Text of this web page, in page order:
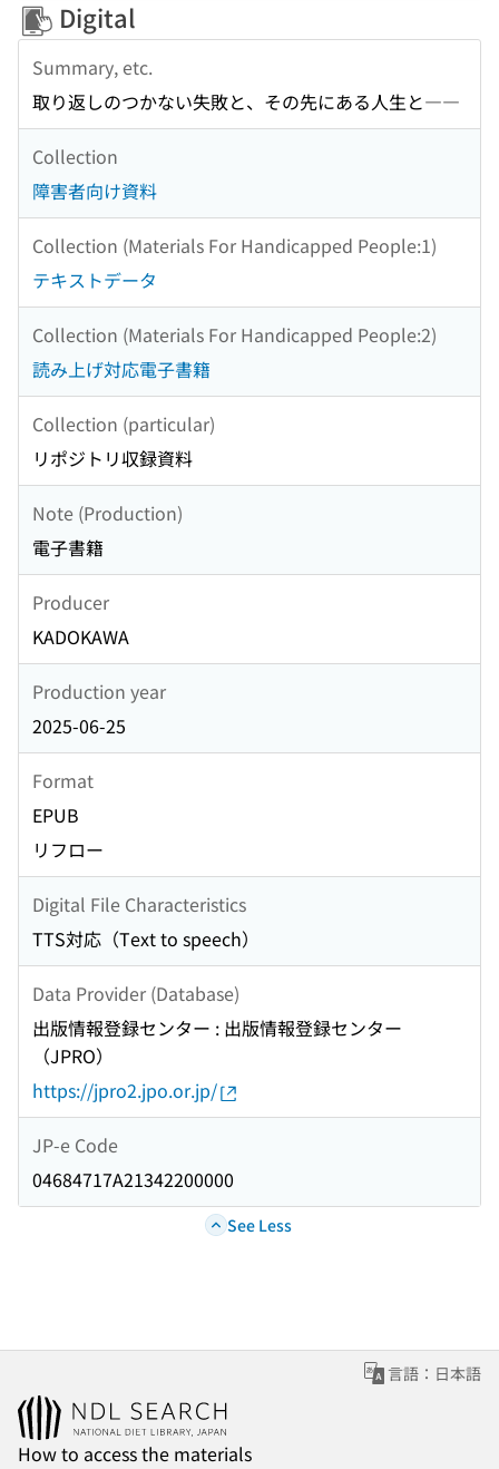
Digital
Summary, etc.
取り返しのつかない失敗と、その先にある人生と――
Collection
障害者向け資料
Collection (Materials For Handicapped People:1)
テキストデータ
Collection (Materials For Handicapped People:2)
読み上げ対応電子書籍
Collection (particular)
リポジトリ収録資料
Note (Production)
電子書籍
Producer
KADOKAWA
Production year
2025-06-25
Format
EPUB
リフロー
Digital File Characteristics
TTS対応（Text to speech）
Data Provider (Database)
出版情報登録センター : 出版情報登録センター
（JPRO）
https://jpro2.jpo.or.jp/
JP-e Code
04684717A21342200000
See Less
言語：日本語
How to access the materials